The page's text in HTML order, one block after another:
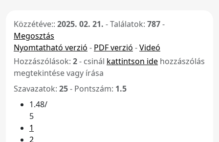
Közzétéve:: 2025. 02. 21. -Találatok: 787-
Megosztás
Nyomtatható verzió - PDF verzió -Videó
Hozzászólások: 2- csinál kattintson ide hozzászólás
megtekintése vagy írása
Szavazatok: 25- Pontszám: 1.5
1.48/
5
1
2